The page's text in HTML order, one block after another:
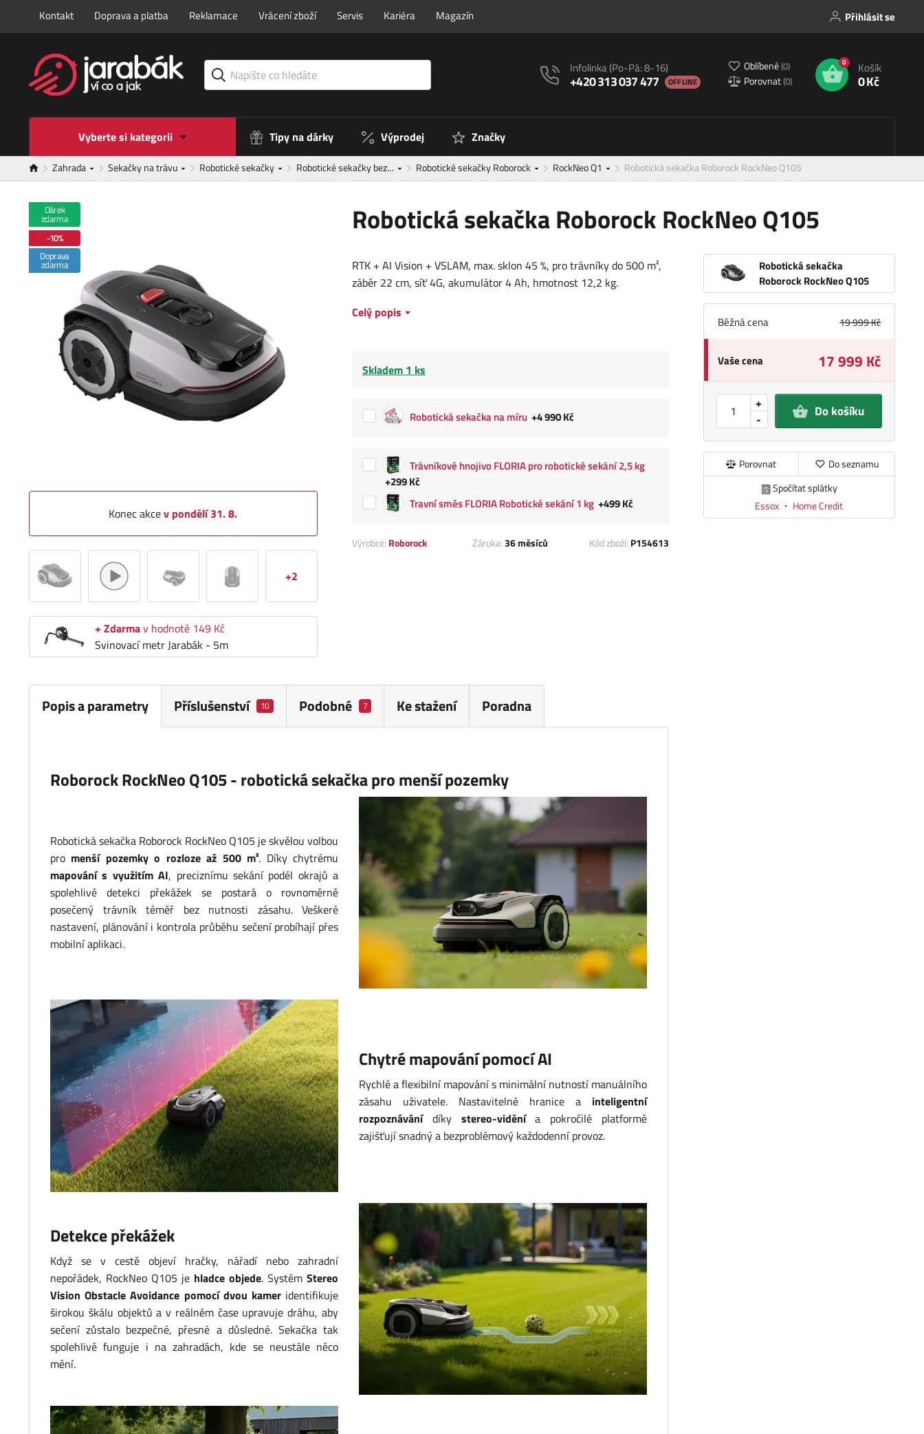
Kontakt Doprava a platba Reklamace Vrácení zboží Servis Kariéra Magazín Přihlásit se
Infolinka(Po-Pá: 8-16)
+420 313 037 477 OFFLINE
Oblíbené(0)
Porovnat(0)
0 Košík
0 Kč
Vyberte si kategorii Tipy na dárky Výprodej Značky
Zahrada Sekačky na trávu Robotické sekačky Robotické sekačky bez… Robotické sekačky Roborock RockNeo Q1 Robotická sekačka Roborock RockNeo Q105
Robotická sekačka Roborock RockNeo Q105
Dárek
zdarma
-10%
Doprava
zdarma
Konec akcev pondělí 31. 8.
+2
+ Zdarmav hodnotě 149 Kč
Svinovací metr Jarabák - 5m
Robotická sekačka
Roborock RockNeo Q105
Běžná cena 19 999 Kč
Vaše cena 17 999 Kč
-
+ Do košíku
Porovnat
Do seznamu
Spočítat splátky
Essox ・ Home Credit
RTK + AI Vision + VSLAM, max. sklon 45 %, pro trávníky do 500 m²,
záběr 22 cm, síť 4G, akumulátor 4 Ah, hmotnost 12,2 kg.
Celý popis
Skladem 1 ks
Robotická sekačka na míru +4 990 Kč
Trávníkové hnojivo FLORIA pro robotické sekání 2,5 kg
+299 Kč
Travní směs FLORIA Robotické sekání 1 kg +499 Kč
Výrobce: Roborock Záruka:36 měsíců Kód zboží: P154613
Popis a parametry Příslušenství 10 Podobné 7 Ke stažení Poradna
Roborock RockNeo Q105 - robotická sekačka pro menší pozemky
Robotickásekačka Roborock RockNeo Q105 jeskvělou volbou
pro menší pozemky o rozloze až 500 m². Díky chytrému
mapování s využitím AI, preciznímu sekání podél okrajů a
spolehlivé detekci překážek se postará o
rovnoměrně
posečený trávník téměř bez nutnosti zásahu. Veškeré
nastavení, plánování i kontrola průběhu sečení probíhají přes
mobilníaplikaci.
Chytré mapování pomocí AI
Rychléaflexibilní mapovánís minimální nutností manuálního
zásahu uživatele. Nastavitelné hranice a inteligentní
rozpoznávánídíky stereo-vidění a pokročilé platformě
zajišťují snadnýa bezproblémový každodenní provoz.
Detekce překážek
Když se v cestě objeví hračky, nářadí nebo zahradní
nepořádek, RockNeo Q105 je hladce objede. Systém Stereo
Vision Obstacle Avoidance pomocí dvou kameridentifikuje
širokou škálu objektů a v reálném čase upravuje dráhu, aby
sečení zůstalo bezpečné, přesné a důsledné. Sekačka tak
spolehlivě funguje i na zahradách, kde se neustále něco
mění.